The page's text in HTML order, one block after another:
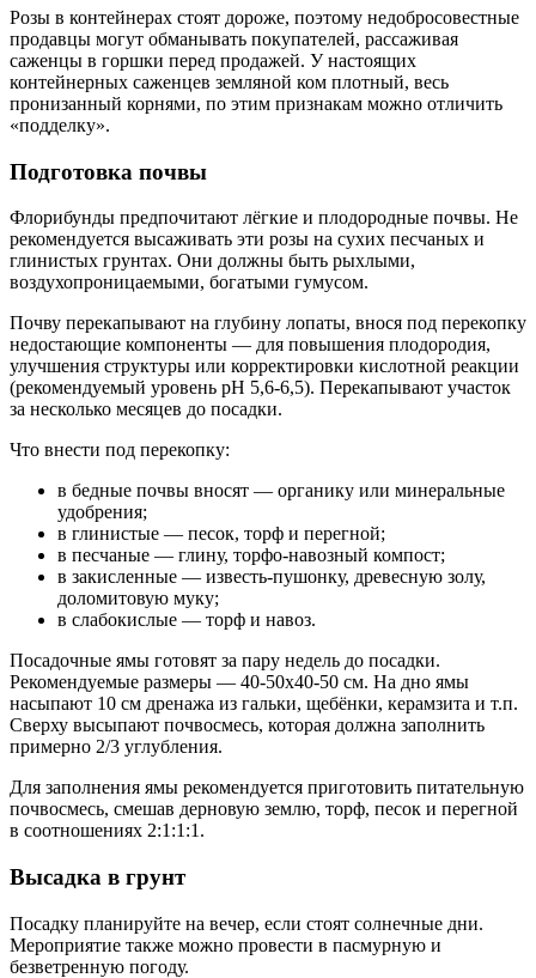
Розы в контейнерах стоят дороже, поэтому недобросовестные
продавцы могут обманывать покупателей, рассаживая
саженцы в горшки перед продажей. У настоящих
контейнерных саженцев земляной ком плотный, весь
пронизанный корнями, по этим признакам можно отличить
«подделку».
Подготовка почвы
Флорибунды предпочитают лёгкие и плодородные почвы. Не
рекомендуется высаживать эти розы на сухих песчаных и
глинистых грунтах. Они должны быть рыхлыми,
воздухопроницаемыми, богатыми гумусом.
Почву перекапывают на глубину лопаты, внося под перекопку
недостающие компоненты — для повышения плодородия,
улучшения структуры или корректировки кислотной реакции
(рекомендуемый уровень рН 5,6-6,5). Перекапывают участок
за несколько месяцев до посадки.
Что внести под перекопку:
в бедные почвы вносят — органику или минеральные
удобрения;
в глинистые — песок, торф и перегной;
в песчаные — глину, торфо-навозный компост;
в закисленные — известь-пушонку, древесную золу,
доломитовую муку;
в слабокислые — торф и навоз.
Посадочные ямы готовят за пару недель до посадки.
Рекомендуемые размеры — 40-50х40-50 см. На дно ямы
насыпают 10 см дренажа из гальки, щебёнки, керамзита и т.п.
Сверху высыпают почвосмесь, которая должна заполнить
примерно 2/3 углубления.
Для заполнения ямы рекомендуется приготовить питательную
почвосмесь, смешав дерновую землю, торф, песок и перегной
в соотношениях 2:1:1:1.
Высадка в грунт
Посадку планируйте на вечер, если стоят солнечные дни.
Мероприятие также можно провести в пасмурную и
безветренную погоду.